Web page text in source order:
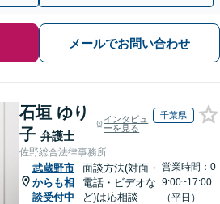
メールでお問い合わせ
石垣 ゆり
子 弁護士
インタビュ
ーを見る
千葉県
佐野総合法律事務所
武蔵野市
からも相
談受付中
面談方法(対面・
電話・ビデオな
ど)は応相談
営業時間：0
9:00~17:00
（平日）